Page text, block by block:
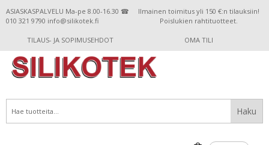
ASIASKASPALVELU Ma-pe 8.00-16.30 ☎
010 321 9790 info@silikotek.fi
Ilmainen toimitus yli 150 €:n tilauksiin!
Poislukien rahtituotteet.
TILAUS- JA SOPIMUSEHDOT OMA TILI